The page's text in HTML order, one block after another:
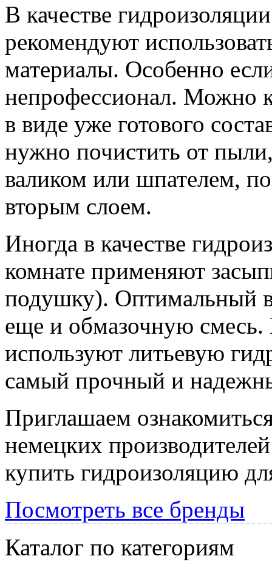
В качестве
рекомендуют
материалы. Особенно
непрофессионал. Можно
в виде уже готового
нужно почистить от
валиком или шпателем,
вторым слоем.
Иногда в качестве
комнате применяют
подушку). Оптимальный
еще и обмазочную
используют литьевую
самый прочный и
Приглашаем
немецких
купить гидроизоляцию
Посмотреть все бренды
Каталог по категориям